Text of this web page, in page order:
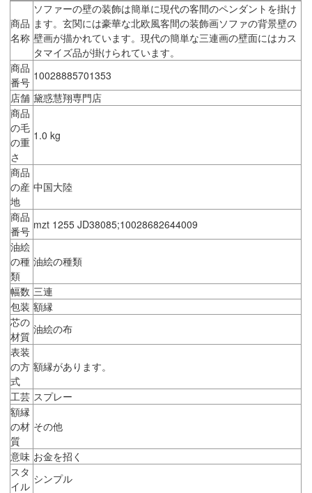
商品
名称
ソファーの壁の装飾は簡単に現代の客間のペンダントを掛け
ます。玄関には豪華な北欧風客間の装飾画ソファの背景壁の
壁画が描かれています。現代の簡単な三連画の壁面にはカス
タマイズ品が掛けられています。
商品
番号 10028885701353
店舗 黛惑慧翔専門店
商品
の毛
の重
さ
1.0 kg
商品
の産
地
中国大陸
商品
番号 mzt 1255 JD38085;10028682644009
油絵
の種
類
油絵の種類
幅数 三連
包装 額縁
芯の
材質
油絵の布
表装
の方
式
額縁があります。
工芸 スプレー
額縁
の材
質
その他
意味 お金を招く
スタ
イル
シンプル